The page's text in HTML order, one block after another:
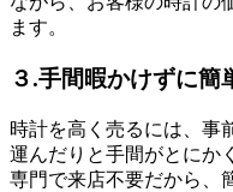
ます。
３.手間暇かけずに簡
時計を高く売るには、事
運んだりと手間がとにか
専門で来店不要だから、